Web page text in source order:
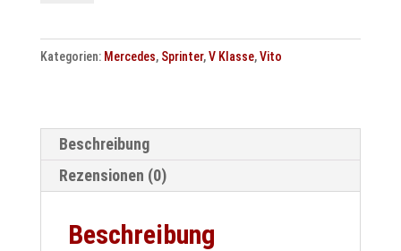
Steuergerät
5.7
Kategorien: Mercedes, Sprinter,V Klasse,Vito
Beschreibung
Rezensionen (0)
Beschreibung